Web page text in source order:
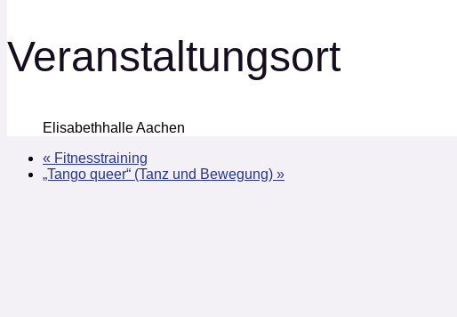
Veranstaltungsort
Elisabethhalle Aachen
« Fitnesstraining
„Tango queer“ (Tanz und Bewegung) »